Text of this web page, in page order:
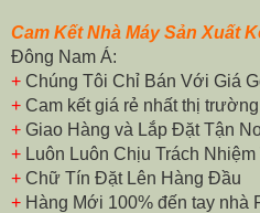
Cam Kết Nhà Máy Sản Xuất
Đông Nam Á:
+ Chúng Tôi Chỉ Bán Với Giá
+ Cam kết giá rẻ nhất thị trường
+ Giao Hàng và Lắp Đặt Tận
+ Luôn Luôn Chịu Trách
+ Chữ Tín Đặt Lên Hàng Đầu
+ Hàng Mới 100% đến tay nhà